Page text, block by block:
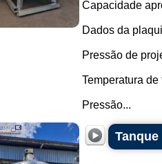
Capacidade
Dados da
Pressão de
Temperatura de
Pressão...